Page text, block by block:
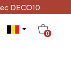
DECO10
0